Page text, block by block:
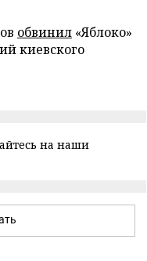
обвинил «Яблоко»
киевского
на наши